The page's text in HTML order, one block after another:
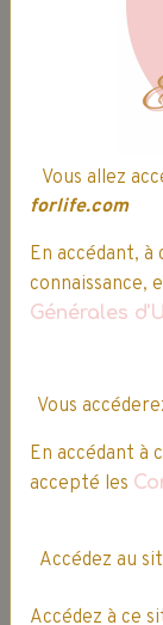
Vous allez
forlife.com
En accédant,
connaissance,
Générales
Vous
En accédant à
accepté les
Accédez au
Accédez à ce